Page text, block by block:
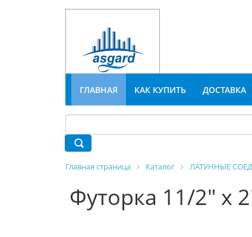
ГЛАВНАЯ КАК КУПИТЬ ДОСТАВКА
Главная страница Каталог ЛАТУННЫЕ
Футорка 11/2" х